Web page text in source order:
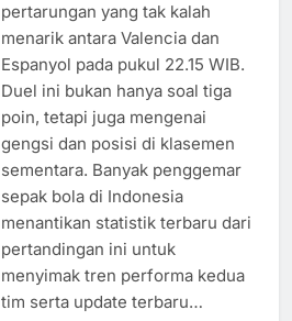
pertarungan yang tak kalah
menarik antara Valencia dan
Espanyol pada pukul 22.15 WIB.
Duel ini bukan hanya soal tiga
poin, tetapi juga mengenai
gengsi dan posisi di klasemen
sementara. Banyak penggemar
sepak bola di Indonesia
menantikan statistik terbaru dari
pertandingan ini untuk
menyimak tren performa kedua
tim serta update terbaru…